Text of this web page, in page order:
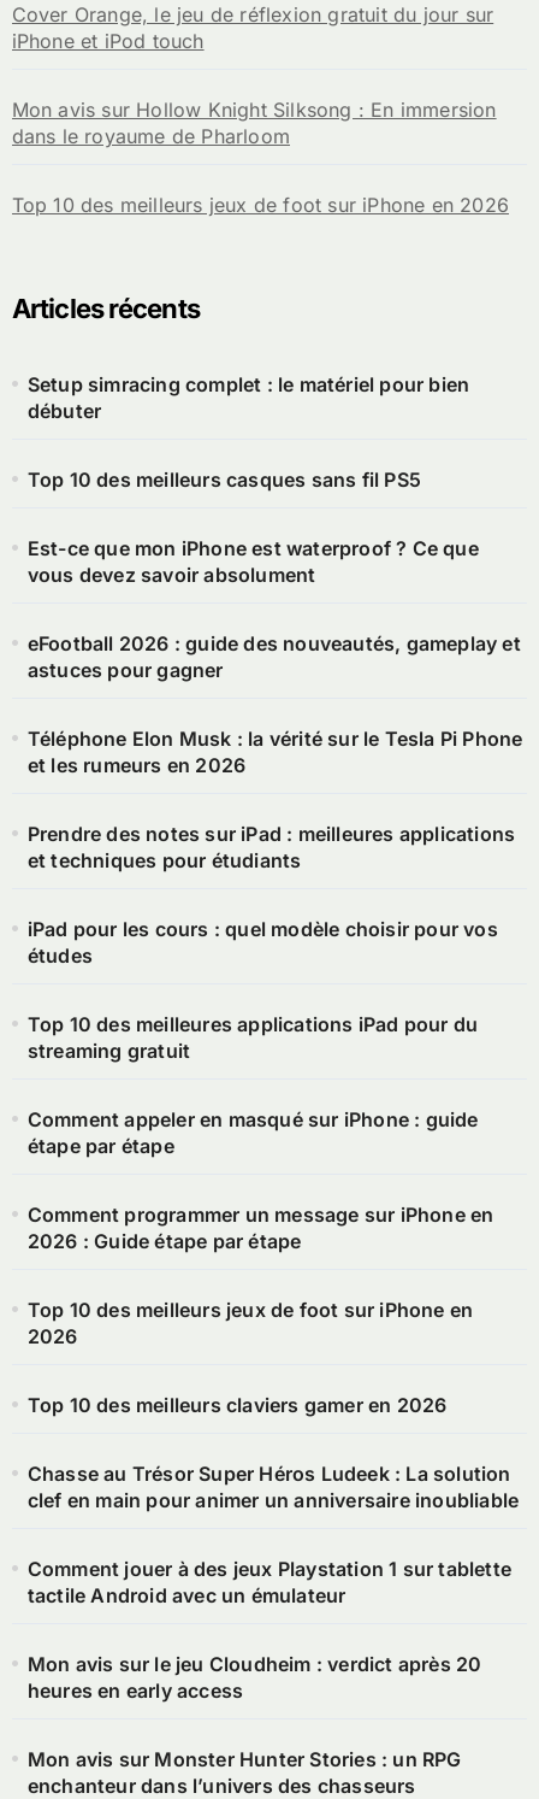
Cover Orange, le jeu de réflexion gratuit du jour sur
iPhone et iPod touch
Mon avis sur Hollow Knight Silksong : En immersion
dans le royaume de Pharloom
Top 10 des meilleurs jeux de foot sur iPhone en 2026
Articles récents
Setup simracing complet : le matériel pour bien
débuter
Top 10 des meilleurs casques sans fil PS5
Est-ce que mon iPhone est waterproof ? Ce que
vous devez savoir absolument
eFootball 2026 : guide des nouveautés, gameplay et
astuces pour gagner
Téléphone Elon Musk : la vérité sur le Tesla Pi Phone
et les rumeurs en 2026
Prendre des notes sur iPad : meilleures applications
et techniques pour étudiants
iPad pour les cours : quel modèle choisir pour vos
études
Top 10 des meilleures applications iPad pour du
streaming gratuit
Comment appeler en masqué sur iPhone : guide
étape par étape
Comment programmer un message sur iPhone en
2026 : Guide étape par étape
Top 10 des meilleurs jeux de foot sur iPhone en
2026
Top 10 des meilleurs claviers gamer en 2026
Chasse au Trésor Super Héros Ludeek : La solution
clef en main pour animer un anniversaire inoubliable
Comment jouer à des jeux Playstation 1 sur tablette
tactile Android avec un émulateur
Mon avis sur le jeu Cloudheim : verdict après 20
heures en early access
Mon avis sur Monster Hunter Stories : un RPG
enchanteur dans l’univers des chasseurs